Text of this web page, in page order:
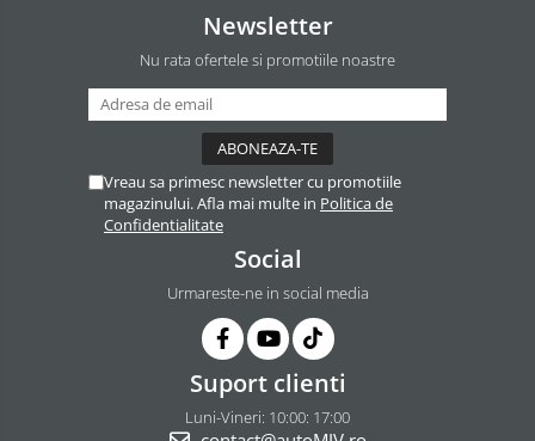
Newsletter
Nu rata ofertele si promotiile noastre
Vreau sa primesc newsletter cu promotiile
magazinului. Afla mai multe in Politica de
Confidentialitate
Social
Urmareste-ne in social media
Suport clienti
Luni-Vineri: 10:00: 17:00